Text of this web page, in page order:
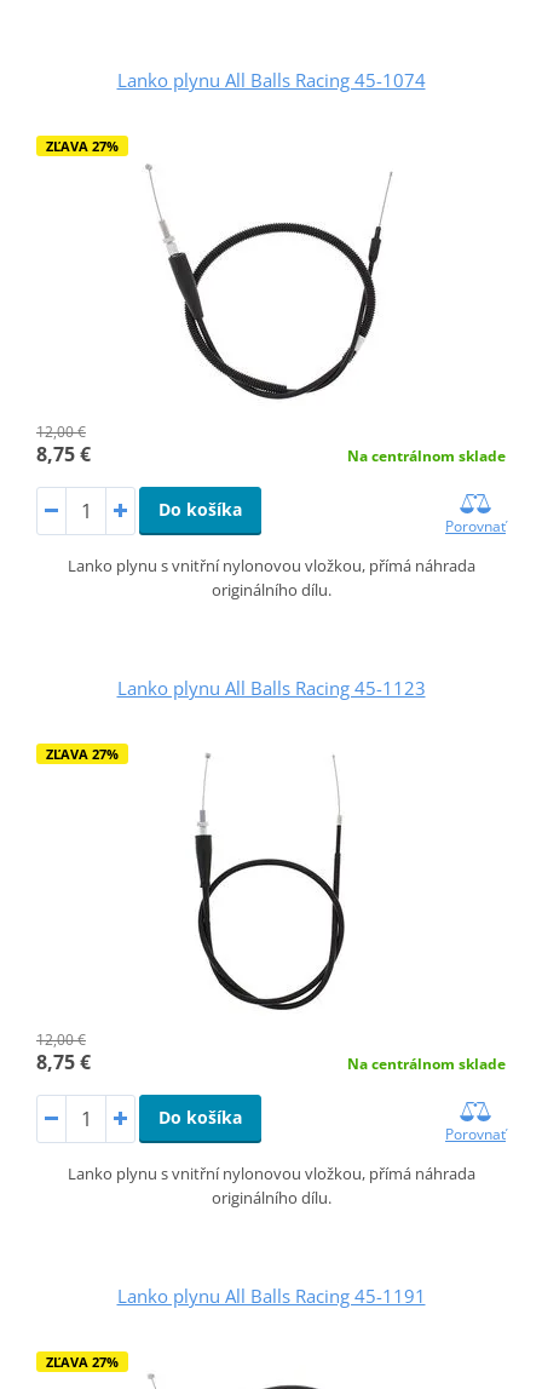
Lanko plynu All Balls Racing 45-1074
ZĽAVA 27%
12,00 €
8,75 € Na centrálnom sklade
Do košíka
Porovnať
Lanko plynu s vnitřní nylonovou vložkou, přímá náhrada
originálního dílu.
Lanko plynu All Balls Racing 45-1123
ZĽAVA 27%
12,00 €
8,75 € Na centrálnom sklade
Do košíka
Porovnať
Lanko plynu s vnitřní nylonovou vložkou, přímá náhrada
originálního dílu.
Lanko plynu All Balls Racing 45-1191
ZĽAVA 27%